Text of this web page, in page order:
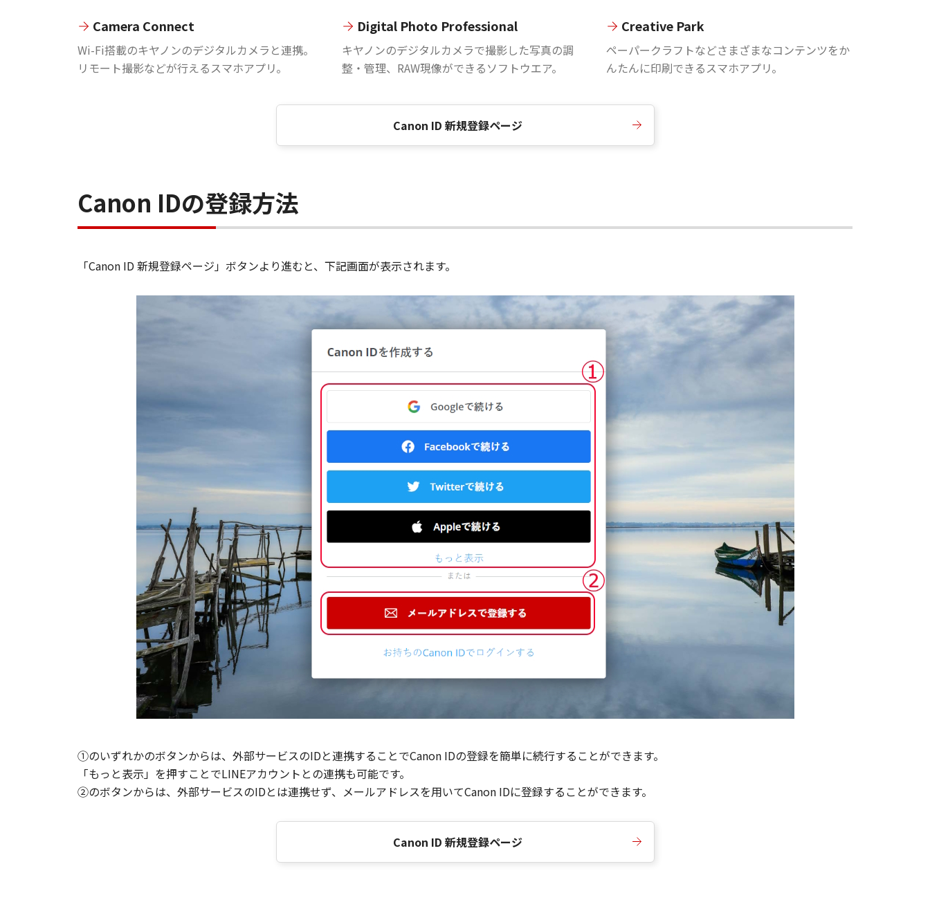
Camera Connect
Wi-Fi搭載のキヤノンのデジタルカメラと連携。
リモート撮影などが行えるスマホアプリ。
Digital Photo Professional
キヤノンのデジタルカメラで撮影した写真の調
整・管理、RAW現像ができるソフトウエア。
Creative Park
ペーパークラフトなどさまざまなコンテンツをか
んたんに印刷できるスマホアプリ。
Canon ID 新規登録ページ
Canon IDの登録方法
「Canon ID 新規登録ページ」ボタンより進むと、下記画面が表示されます。
①のいずれかのボタンからは、外部サービスのIDと連携することでCanon IDの登録を簡単に続行することができます。
「もっと表示」を押すことでLINEアカウントとの連携も可能です。
②のボタンからは、外部サービスのIDとは連携せず、メールアドレスを用いてCanon IDに登録することができます。
Canon ID 新規登録ページ